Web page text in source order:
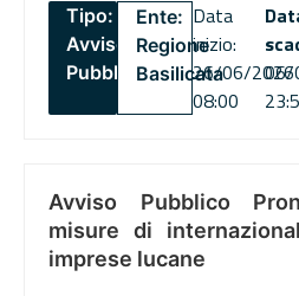
Tipo:
Avviso
Pubblico
Ente:
Regione
Basilicata
Data
inizio:
26/06/2026
08:00
06/
Avviso Pubblico
misure di
imprese lucane